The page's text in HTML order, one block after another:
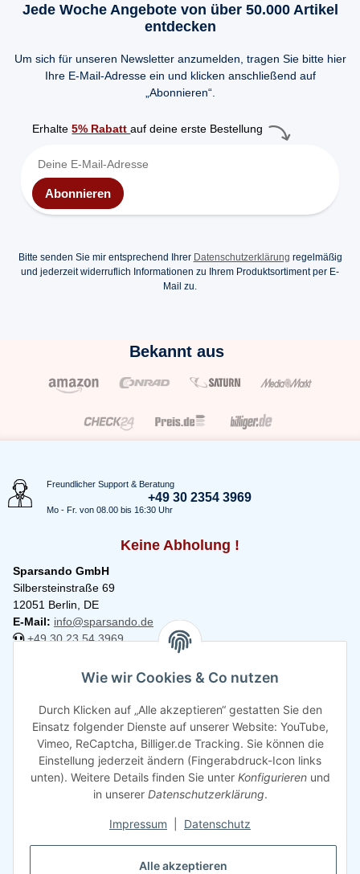
Jede Woche Angebote von über 50.000 Artikel
entdecken
Um sich für unseren Newsletter anzumelden, tragen Sie bitte hier
Ihre E-Mail-Adresse ein und klicken anschließend auf
„Abonnieren“.
Erhalte5% Rabattauf deine erste Bestellung
Abonnieren
Bitte senden Sie mir entsprechend Ihrer Datenschutzerklärung regelmäßig
und jederzeit widerruflich Informationen zu Ihrem Produktsortiment per E-
Mail zu.
Bekannt aus
Freundlicher Support & Beratung
+49 30 2354 3969
Mo - Fr. von 08.00 bis 16:30 Uhr
Keine Abholung !
Sparsando GmbH
Silbersteinstraße 69
12051 Berlin, DE
E-Mail: info@sparsando.de
+49 30 23 54 3969
Informationen
Rechtliches
Wie wir Cookies & Co nutzen
Durch Klicken auf „Alle akzeptieren“ gestatten Sie den
Einsatz folgender Dienste auf unserer Website: YouTube,
Vimeo, ReCaptcha, Billiger.de Tracking. Sie können die
Einstellung jederzeit ändern (Fingerabdruck-Icon links
unten). Weitere Details finden Sie unter Konfigurierenund
in unserer Datenschutzerklärung.
Impressum Datenschutz
Alle akzeptieren